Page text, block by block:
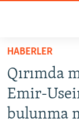
Esas
qaytmaq
Baş
navigatsiyağa
qaytmaq
HABERLER
SİYASET
İQTİSADİYAT
HABERLER
Qırımda
Emir-
bulunma